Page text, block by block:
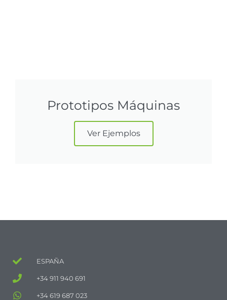
Prototipos Máquinas
Ver Ejemplos
ESPAÑA
+34 911 940 691
+34 619 687 023